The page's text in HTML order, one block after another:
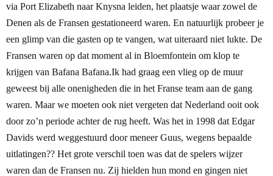
via Port Elizabeth naar Knysna leiden, het plaatsje waar zowel de
Denen als de Fransen gestationeerd waren. En natuurlijk probeer je
een glimp van die gasten op te vangen, wat uiteraard niet lukte. De
Fransen waren op dat moment al in Bloemfontein om klop te
krijgen van Bafana Bafana.Ik had graag een vlieg op de muur
geweest bij alle onenigheden die in het Franse team aan de gang
waren. Maar we moeten ook niet vergeten dat Nederland ooit ook
door zo’n periode achter de rug heeft. Was het in 1998 dat Edgar
Davids werd weggestuurd door meneer Guus, wegens bepaalde
uitlatingen?? Het grote verschil toen was dat de spelers wijzer
waren dan de Fransen nu. Zij hielden hun mond en gingen niet